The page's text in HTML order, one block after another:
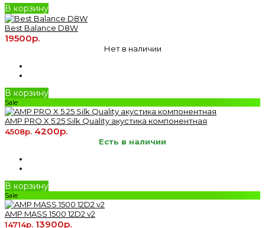
В корзину
Best Balance D8W
19500р.
Нет в наличии
В корзину
Sale
AMP PRO X 5.25 Silk Quality акустика компонентная
4508р. 4200р.
Есть в наличии
В корзину
Sale
AMP MASS 1500 12D2 v2
14714р. 13900р.